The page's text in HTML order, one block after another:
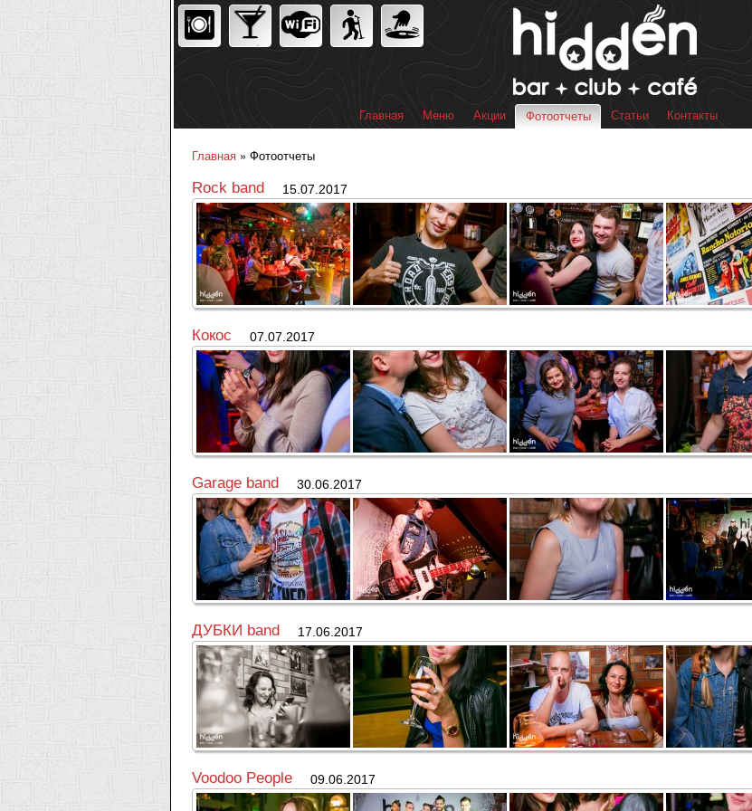
Перейти к
основному
содержанию
Главное меню
Главная Меню Акции Фотоотчеты Статьи Контакты
Главная » Фотоотчеты
Rock band
15.07.2017
Кокос 07.07.2017
Garage band 30.06.2017
ДУБКИ band 17.06.2017
Voodoo People 09.06.2017